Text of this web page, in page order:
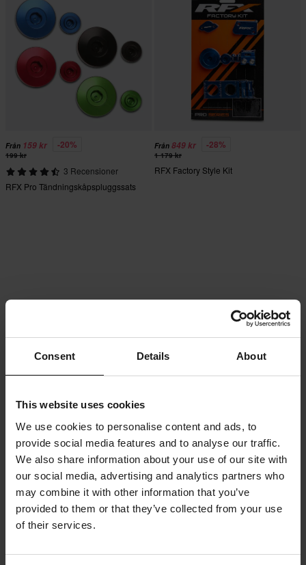
Consent Details About
This website uses cookies
We use cookies to personalise content and ads, to
provide social media features and to analyse our traffic.
We also share information about your use of our site with
our social media, advertising and analytics partners who
may combine it with other information that you’ve
provided to them or that they’ve collected from your use
of their services.
Från 159 kr -20%
199 kr
3 Recensioner
RFX Pro Tändningskåpspluggssats
Från 849 kr -28%
1 179 kr
RFX Factory Style Kit